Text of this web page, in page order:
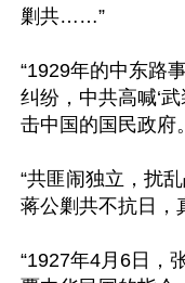
剿共……”
“1929年的中东路
纠纷，中共高喊‘
击中国的国民政府
“共匪闹独立，扰
蒋公剿共不抗日，
“1927年4月6日，